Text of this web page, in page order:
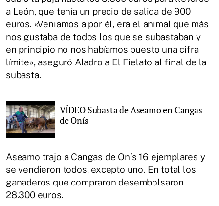
a León, que tenía un precio de salida de 900
euros. «Veniamos a por él, era el animal que más
nos gustaba de todos los que se subastaban y
en principio no nos habíamos puesto una cifra
límite», aseguró Aladro a El Fielato al final de la
subasta.
VÍDEO Subasta de Aseamo en Cangas
de Onís
Aseamo trajo a Cangas de Onís 16 ejemplares y
se vendieron todos, excepto uno. En total los
ganaderos que compraron desembolsaron
28.300 euros.